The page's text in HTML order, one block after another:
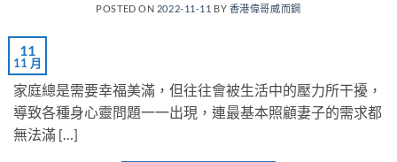
POSTED ON 2022-11-11 BY 香港偉哥威而鋼
11
11 月
家庭總是需要幸福美滿，但往往會被生活中的壓力所干擾，
導致各種身心靈問題一一出現，連最基本照顧妻子的需求都
無法滿 […]